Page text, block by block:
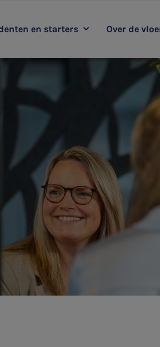
en starters
Loop mee met Vermetten
Over de